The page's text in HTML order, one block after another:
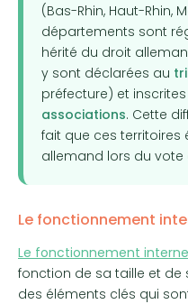
(Bas-Rhin, Haut-Rhin,
départements sont
hérité du droit
y sont déclarées au
préfecture) et
associations. Cette
fait que ces territoires
allemand lors du vote
Le fonctionnement
Le fonctionnement
fonction de sa taille et de
des éléments clés qui